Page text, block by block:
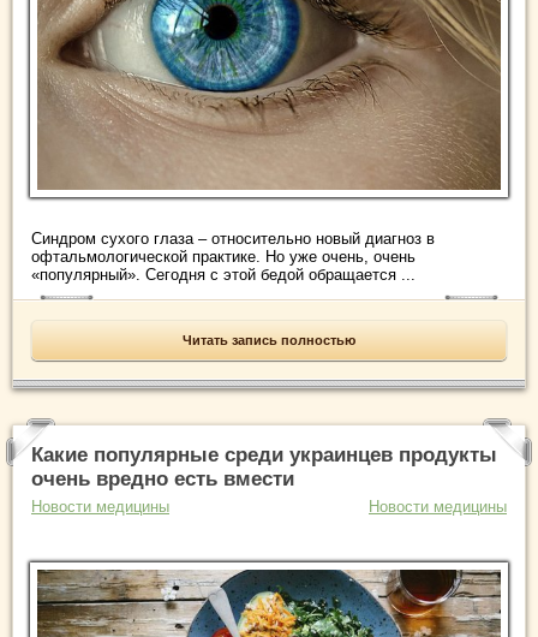
Синдром сухого глаза – относительно новый диагноз в
офтальмологической практике. Но уже очень, очень
«популярный». Сегодня с этой бедой обращается ...
Читать запись полностью
Какие популярные среди украинцев продукты
очень вредно есть вмести
Новости медицины Новости медицины